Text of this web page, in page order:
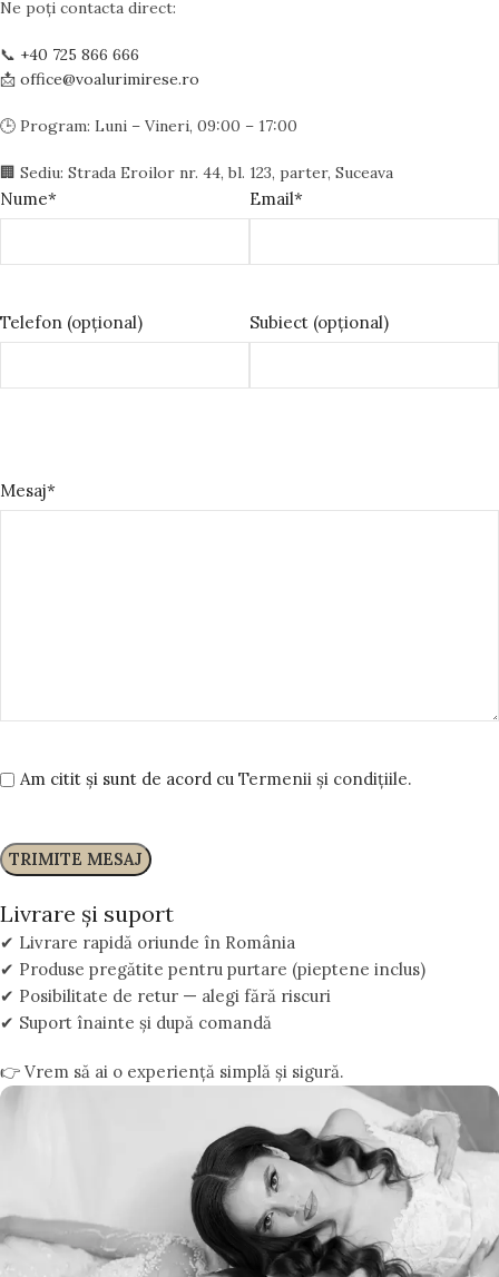
Ne poți contacta direct:
📞 +40 725 866 666
📩 office@voalurimirese.ro
🕒 Program: Luni – Vineri, 09:00 – 17:00
🏢 Sediu: Strada Eroilor nr. 44, bl. 123, parter, Suceava
Nume* Email*
Telefon (opțional) Subiect (opțional)
Mesaj*
Am citit și sunt de acord cu Termenii și condițiile.
Livrare și suport
✔ Livrare rapidă oriunde în România
✔ Produse pregătite pentru purtare (pieptene inclus)
✔ Posibilitate de retur — alegi fără riscuri
✔ Suport înainte și după comandă
👉 Vrem să ai o experiență simplă și sigură.